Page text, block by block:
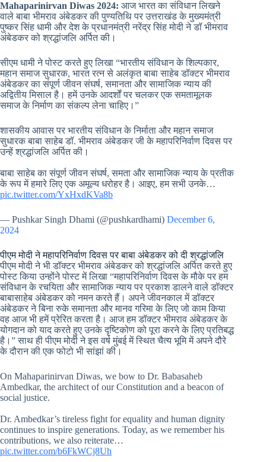
Mahaparinirvan Diwas 2024: आज भारत का संविधान लिखने
वाले बाबा भीमराव अंबेडकर की पुण्यतिथि पर उत्तराखंड के मुख्यमंत्री
पुष्कर सिंह धामी और देश के प्रधानमंत्री नरेंद्र सिंह मोदी ने डॉ भीमराव
अंबेडकर को श्रद्धांजलि अर्पित की।
सीएम धामी ने पोस्ट करते हुए लिखा “भारतीय संविधान के शिल्पकार,
महान समाज सुधारक, भारत रत्न से अलंकृत बाबा साहेब डॉक्टर भीमराव
अंबेडकर का संपूर्ण जीवन संघर्ष, समानता और सामाजिक न्याय की
अद्वितीय मिसाल है। हमें उनके आदर्शों पर चलकर एक समतामूलक
समाज के निर्माण का संकल्प लेना चाहिए।”
शासकीय आवास पर भारतीय संविधान के निर्माता और महान समाज
सुधारक बाबा साहेब डॉ. भीमराव अंबेडकर जी के महापरिनिर्वाण दिवस पर
उन्हें श्रद्धांजलि अर्पित की।
बाबा साहेब का संपूर्ण जीवन संघर्ष, समता और सामाजिक न्याय के प्रतीक
के रूप में हमारे लिए एक अमूल्य धरोहर है। आइए, हम सभी उनके…
pic.twitter.com/YxHxdKVa8b
— Pushkar Singh Dhami (@pushkardhami) December 6,
2024
पीएम मोदी ने महापरिनिर्वाण दिवस पर बाबा अंबेडकर को दी श्रद्धांजलि
पीएम मोदी ने भी डॉक्टर भीमराव अंबेडकर को श्रद्धांजलि अर्पित करते हुए
पोस्ट किया उन्होंने पोस्ट में लिखा “महापरिनिर्वाण दिवस के मौके पर हम
संविधान के रचयिता और सामाजिक न्याय पर प्रकाश डालने वाले डॉक्टर
बाबासाहेब अंबेडकर को नमन करते हैं। अपने जीवनकाल में डॉक्टर
अंबेडकर ने बिना रुके समानता और मानव गरिमा के लिए जो काम किया
वह आज भी हमें प्रेरित करता है। आज हम डॉक्टर भीमराव अंबेडकर के
योगदान को याद करते हुए उनके दृष्टिकोण को पूरा करने के लिए प्रतिबद्ध
है।” साथ ही पीएम मोदी ने इस वर्ष मुंबई में स्थित चैत्य भूमि में अपने दौरे
के दौरान की एक फोटो भी सांझां की।
On Mahaparinirvan Diwas, we bow to Dr. Babasaheb
Ambedkar, the architect of our Constitution and a beacon of
social justice.
Dr. Ambedkar’s tireless fight for equality and human dignity
continues to inspire generations. Today, as we remember his
contributions, we also reiterate…
pic.twitter.com/b6FkWCj8Uh